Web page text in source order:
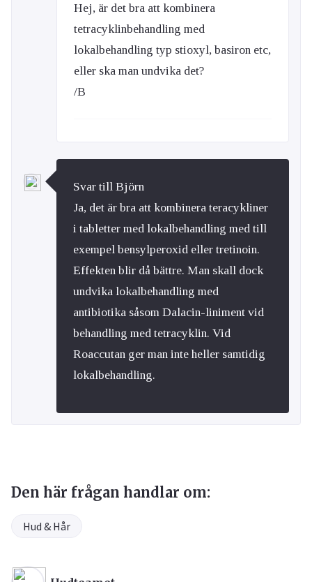
Hej, är det bra att kombinera
tetracyklinbehandling med
lokalbehandling typ stioxyl, basiron etc,
eller ska man undvika det?
/B
Svar till Björn
Ja, det är bra att kombinera teracykliner
i tabletter med lokalbehandling med till
exempel bensylperoxid eller tretinoin.
Effekten blir då bättre. Man skall dock
undvika lokalbehandling med
antibiotika såsom Dalacin-liniment vid
behandling med tetracyklin. Vid
Roaccutan ger man inte heller samtidig
lokalbehandling.
Den här frågan handlar om:
Hud & Hår